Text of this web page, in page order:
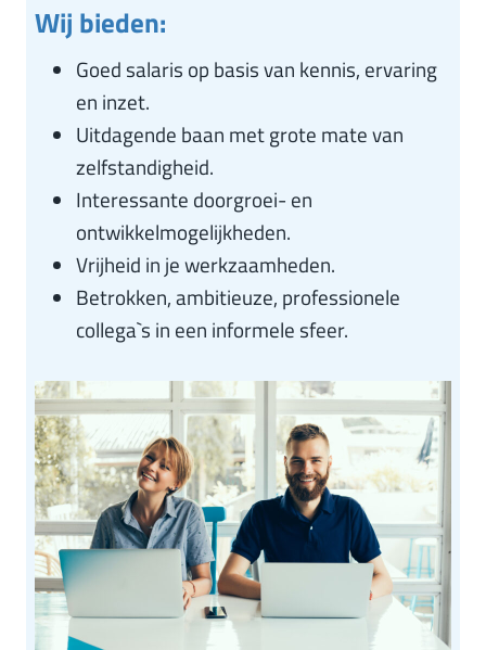
Wij bieden:
Goed salaris op basis van kennis, ervaring
en inzet.
Uitdagende baan met grote mate van
zelfstandigheid.
Interessante doorgroei- en
ontwikkelmogelijkheden.
Vrijheid in je werkzaamheden.
Betrokken, ambitieuze, professionele
collega`s in een informele sfeer.